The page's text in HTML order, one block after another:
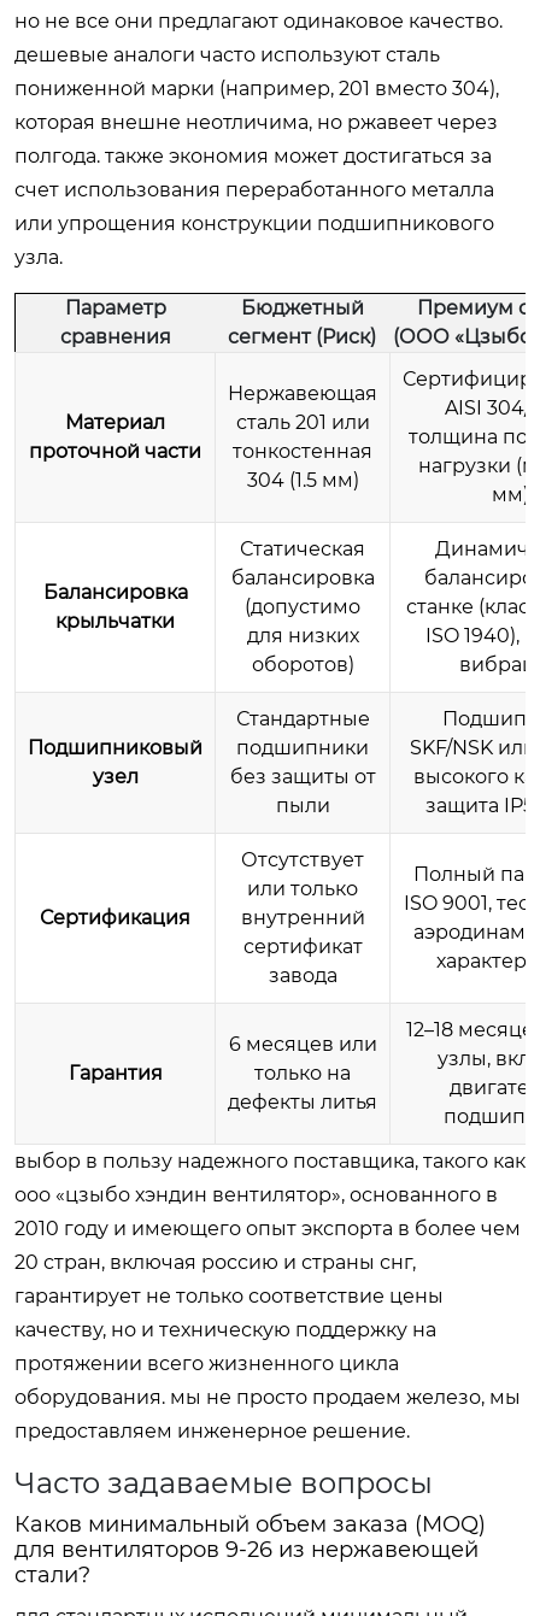
но не все они предлагают одинаковое качество.
дешевые аналоги часто используют сталь
пониженной марки (например, 201 вместо 304),
которая внешне неотличима, но ржавеет через
полгода. также экономия может достигаться за
счет использования переработанного металла
или упрощения конструкции подшипникового
узла.
Параметр
сравнения
Бюджетный
сегмент (Риск)
Премиум
(ООО «Цзыбо
Материал
проточной части
Нержавеющая
сталь 201 или
тонкостенная
304 (1.5 мм)
AISI 304/
толщина по
нагрузки
мм)
Балансировка
крыльчатки
Статическая
балансировка
(допустимо
для низких
оборотов)
станке
ISO 1940),
Подшипниковый
узел
Стандартные
подшипники
без защиты от
пыли
SKF/NSK
высокого
защита
Сертификация
Отсутствует
или только
внутренний
сертификат
завода
Полный
ISO 9001,
Гарантия
6 месяцев или
только на
дефекты литья
12–18
узлы,
выбор в пользу надежного поставщика, такого как
ооо «цзыбо хэндин вентилятор», основанного в
2010 году и имеющего опыт экспорта в более чем
20 стран, включая россию и страны снг,
гарантирует не только соответствие цены
качеству, но и техническую поддержку на
протяжении всего жизненного цикла
оборудования. мы не просто продаем железо, мы
предоставляем инженерное решение.
Часто задаваемые вопросы
Каков минимальный объем заказа (MOQ)
для вентиляторов 9-26 из нержавеющей
стали?